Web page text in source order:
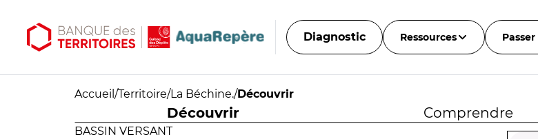
Diagnostic Ressources
Accueil /Territoire/La Béchine./Découvrir
Découvrir Comprendre
BASSIN VERSANT